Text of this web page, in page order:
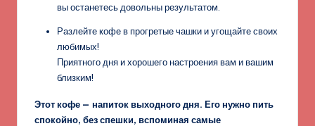
вы останетесь довольны результатом.
Разлейте кофе в прогретые чашки и угощайте своих
любимых!
Приятного дня и хорошего настроения вам и вашим
близким!
Этот кофе — напиток выходного дня. Его нужно пить
спокойно, без спешки, вспоминая самые